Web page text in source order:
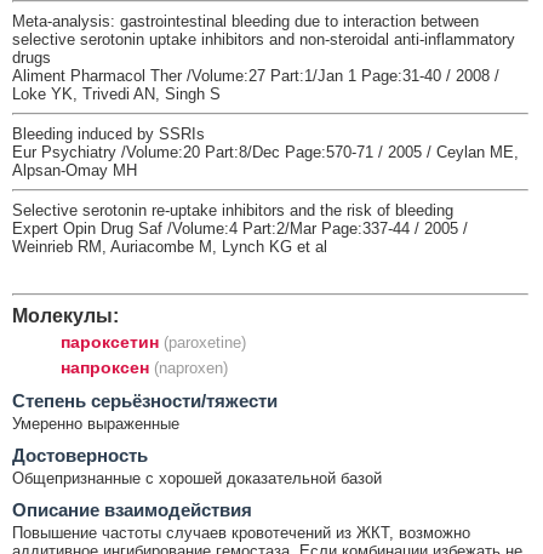
Meta-analysis: gastrointestinal bleeding due to interaction between
selective serotonin uptake inhibitors and non-steroidal anti-inflammatory
drugs
Aliment Pharmacol Ther /Volume:27 Part:1/Jan 1 Page:31-40 / 2008 /
Loke YK, Trivedi AN, Singh S
Bleeding induced by SSRIs
Eur Psychiatry /Volume:20 Part:8/Dec Page:570-71 / 2005 / Ceylan ME,
Alpsan-Omay MH
Selective serotonin re-uptake inhibitors and the risk of bleeding
Expert Opin Drug Saf /Volume:4 Part:2/Mar Page:337-44 / 2005 /
Weinrieb RM, Auriacombe M, Lynch KG et al
Молекулы:
пароксетин (paroxetine)
напроксен (naproxen)
Cтепень серьёзности/тяжести
Умеренно выраженные
Достоверность
Общепризнанные с хорошей доказательной базой
Описание взаимодействия
Повышение частоты случаев кровотечений из ЖКТ, возможно